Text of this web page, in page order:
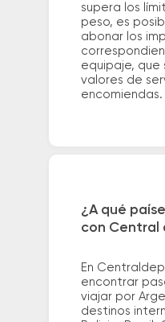
supera los
peso, es
abonar los
equipaje, que
valores de
encomiendas.
¿A qué
con Central
En
encontrar
viajar por
destinos